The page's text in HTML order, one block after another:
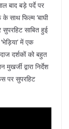
बाद बड़े पर्दे पर
साथ फिल्म ‘बाघी
साबित हुई
में एक
दर्शकों को बहुत
द्वारा निर्देश
पर सुपरहिट